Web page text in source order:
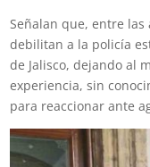
Señalan que, entre
debilitan a la policía
de Jalisco, dejando al
experiencia, sin
para reaccionar ante